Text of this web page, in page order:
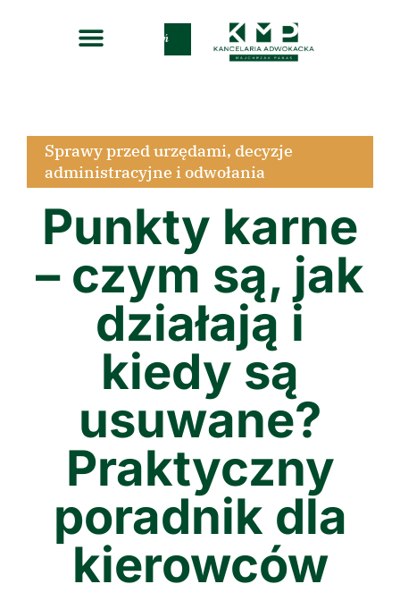
Zadzwoń
Sprawy przed urzędami, decyzje
administracyjne i odwołania
Punkty karne
– czym są, jak
działają i
kiedy są
usuwane?
Praktyczny
poradnik dla
kierowców